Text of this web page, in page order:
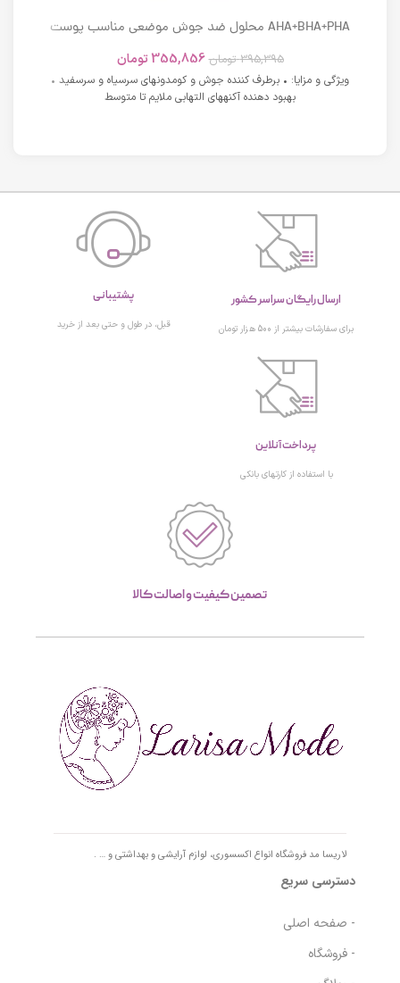
AHA+BHA+PHA محلول ضد جوش موضعی مناسب پوست
395,395 تومان 355,856 تومان
ویژگی و مزایا: • برطرف کننده جوش و کومدونهای سرسیاه و سرسفید •
بهبود دهنده آکنههای التهابی ملایم تا متوسط
ارسال رایگان سراسر کشور
برای سفارشات بیشتر از 500 هزار تومان
پشتیبانی
قبل، در طول و حتی بعد از خرید
پرداخت آنلاین
با استفاده از کارتهای بانکی
تصمین کیفیت و اصالت کالا
لاریسا مد فروشگاه انواع اکسسوری، لوازم آرایشی و بهداشتی و … .
دسترسی سریع
- صفحه اصلی
- فروشگاه